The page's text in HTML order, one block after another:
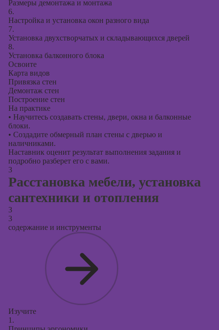
Размеры демонтажа и монтажа
6.
Настройка и установка окон разного вида
7.
Установка двухстворчатых и складывающихся дверей
8.
Установка балконного блока
Освоите
Карта видов
Привязка стен
Демонтаж стен
Построение стен
На практике
• Научитесь создавать стены, двери, окна и балконные
блоки.
• Создадите обмерный план стены с дверью и
наличниками.
Наставник оценит результат выполнения задания и
подробно разберет его с вами.
3
Расстановка мебели, установка
сантехники и отопления
3
3
содержание и инструменты
Изучите
1.